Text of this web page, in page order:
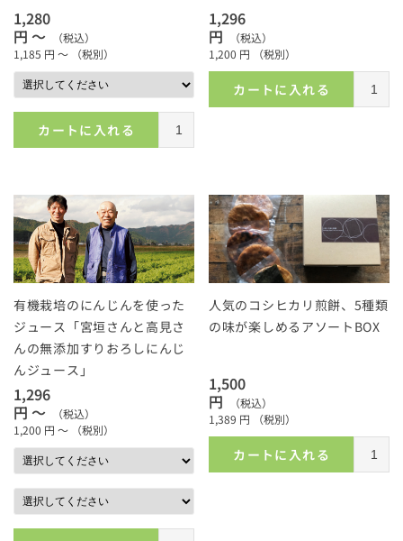
1,280
円 ～
（税込）
1,185 円 ～ （税別）
カートに入れる
1,296
円
（税込）
1,200 円 （税別）
カートに入れる
有機栽培のにんじんを使った
ジュース「宮垣さんと高見さ
んの無添加すりおろしにんじ
んジュース」
1,296
円 ～
（税込）
1,200 円 ～ （税別）
人気のコシヒカリ煎餅、5種類
の味が楽しめるアソートBOX
1,500
円
（税込）
1,389 円 （税別）
カートに入れる